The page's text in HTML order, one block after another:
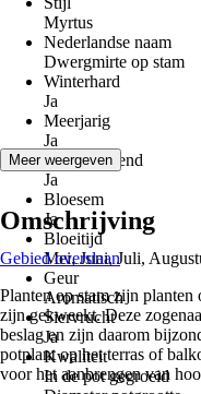
Myrtus
Nederlandse naam
Dwergmirte op stam
Winterhard
Ja
Meerjarig
Ja
Groenblijvend
Ja
Bloesem
Ja
Bloeitijd
Mei, Juni, Juli,
Geur
Aromatisch
Siervrucht
Ja
Kwaliteit
In de pot gegroeid
Meer weergeven
Omschrijving
Gebied overslaan
Planten op stam zijn planten
zijn gekweekt. Deze
beslag en zijn daarom
potplant op het terras of
voor het aanbrengen van